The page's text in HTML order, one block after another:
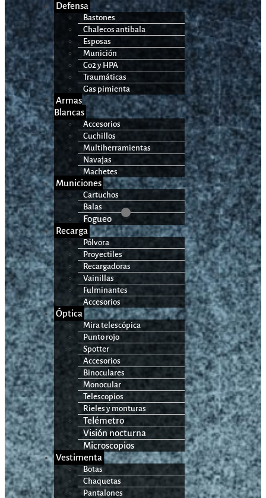
Defensa
Bastones
Chalecos antibala
Esposas
Munición
Co2 y HPA
Traumáticas
Gas pimienta
Armas
Blancas
Accesorios
Cuchillos
Multiherramientas
Navajas
Machetes
Municiones
Cartuchos
Balas
Fogueo
Recarga
Pólvora
Proyectiles
Recargadoras
Vainillas
Fulminantes
Accesorios
Óptica
Mira telescópica
Punto rojo
Spotter
Accesorios
Binoculares
Monocular
Telescopios
Rieles y monturas
Telémetro
Visión nocturna
Microscopios
Vestimenta
Botas
Chaquetas
Pantalones